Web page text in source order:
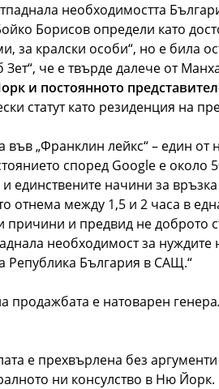
необходимостта
Борисов определи като
за кралски особи“, но е била
Зет“, че е твърде далече от
и постоянното
статут като резиденция на
във „Франклин лейкс“ – един
според Google e
и единствените начини за
отнема между 1,5 и 2 часа в
причини и предвид не доброто
необходимост за
Република България в САЩ.“
продажбата е натоварен
е прехвърлена без
ни консулство в Ню